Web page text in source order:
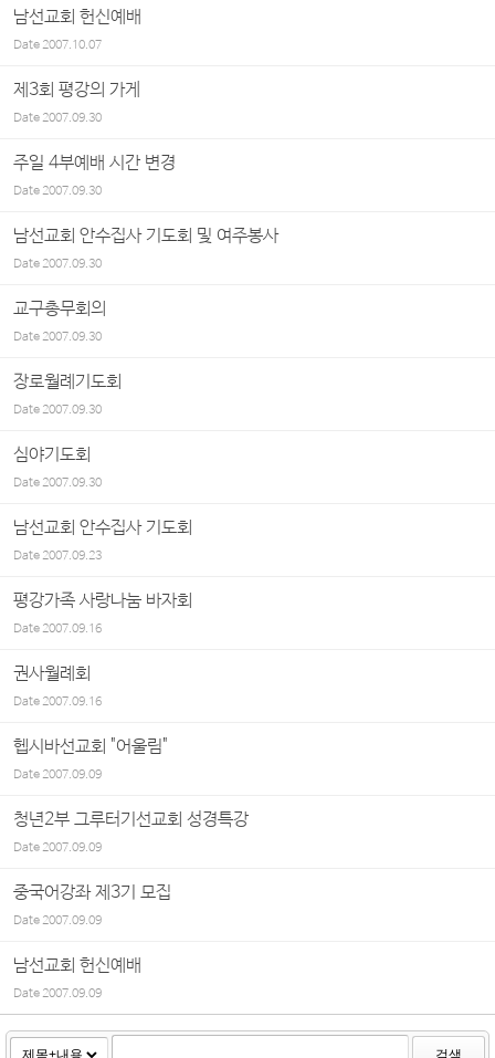
남선교회 헌신예배
Date2007.10.07
제3회 평강의 가게
Date2007.09.30
주일 4부예배 시간 변경
Date2007.09.30
남선교회 안수집사 기도회 및 여주봉사
Date2007.09.30
교구총무회의
Date2007.09.30
장로월례기도회
Date2007.09.30
심야기도회
Date2007.09.30
남선교회 안수집사 기도회
Date2007.09.23
평강가족 사랑나눔 바자회
Date2007.09.16
권사월례회
Date2007.09.16
헵시바선교회 "어울림"
Date2007.09.09
청년2부 그루터기선교회 성경특강
Date2007.09.09
중국어강좌 제3기 모집
Date2007.09.09
남선교회 헌신예배
Date2007.09.09
검색